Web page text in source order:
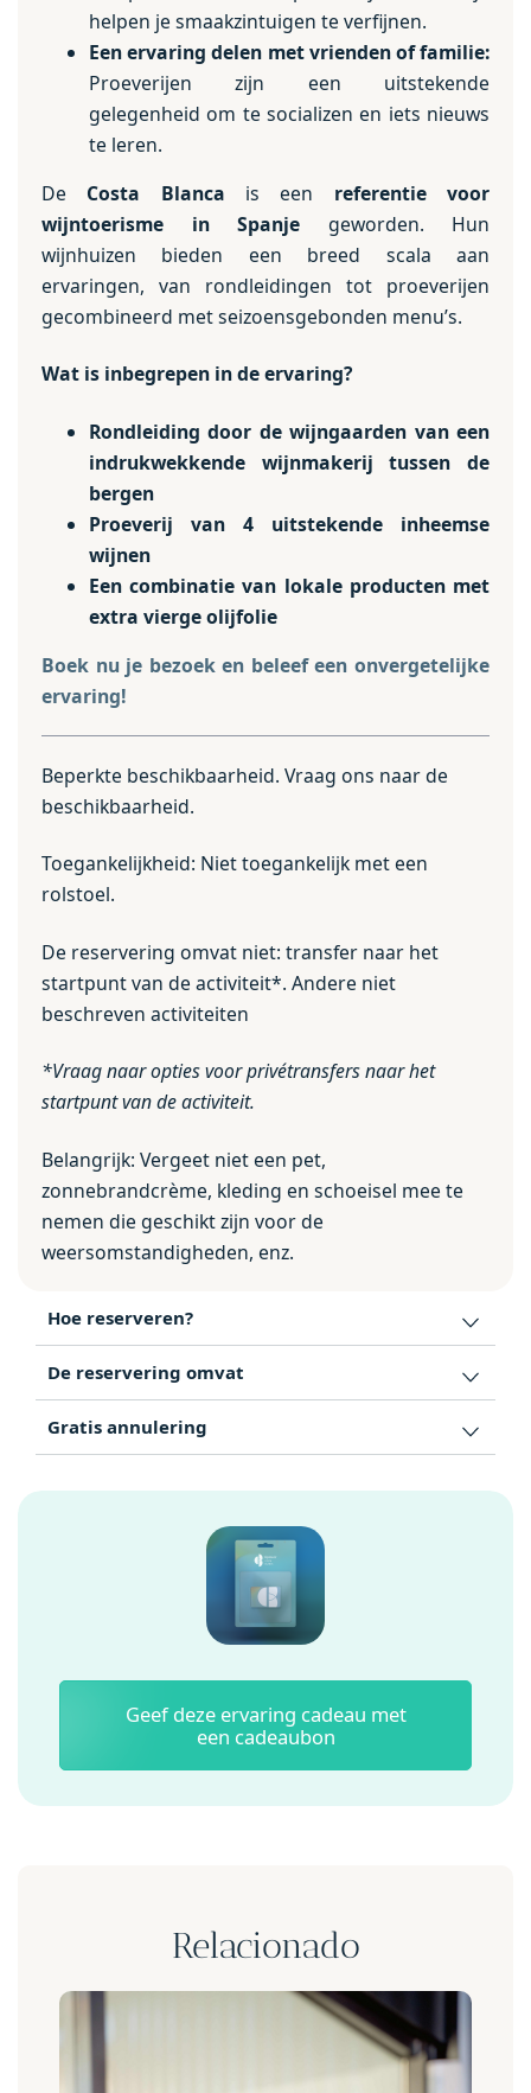
helpen je smaakzintuigen te verfijnen.
Een ervaring delen met vrienden of familie:
Proeverijen zijn een uitstekende
gelegenheid om te socializen en iets nieuws
te leren.
De Costa Blanca is een referentie voor
wijntoerisme in Spanje geworden. Hun
wijnhuizen bieden een breed scala aan
ervaringen, van rondleidingen tot proeverijen
gecombineerd met seizoensgebonden menu’s.
Wat is inbegrepen in de ervaring?
Rondleiding door de wijngaarden van een
indrukwekkende wijnmakerij tussen de
bergen
Proeverij van 4 uitstekende inheemse
wijnen
Een combinatie van lokale producten met
extra vierge olijfolie
Boek nu je bezoek en beleef een onvergetelijke
ervaring!
Beperkte beschikbaarheid. Vraag ons naar de
beschikbaarheid.
Toegankelijkheid: Niet toegankelijk met een
rolstoel.
De reservering omvat niet: transfer naar het
startpunt van de activiteit*. Andere niet
beschreven activiteiten
*Vraag naar opties voor privétransfers naar het
startpunt van de activiteit.
Belangrijk: Vergeet niet een pet,
zonnebrandcrème, kleding en schoeisel mee te
nemen die geschikt zijn voor de
weersomstandigheden, enz.
Hoe reserveren?
De reservering omvat
Gratis annulering
Geef deze ervaring cadeau met
een cadeaubon
Relacionado